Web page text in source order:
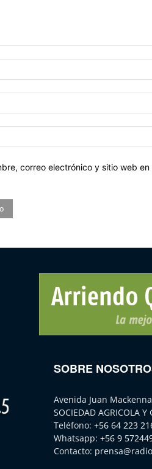
correo electrónico y sitio web
SOBRE
Avenida Juan
SOCIEDAD AGRICOLA
Teléfono: +56 64 223
Whatsapp: +56 9
Contacto: